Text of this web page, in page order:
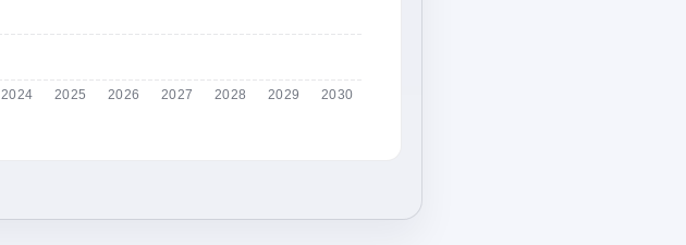
2024 2025 2026 2027 2028 2029 2030